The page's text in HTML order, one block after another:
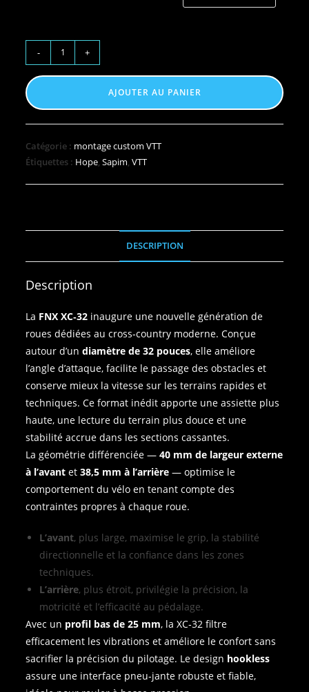
- +
AJOUTER AU PANIER
Catégorie : montage custom VTT
Étiquettes : Hope,Sapim,VTT
DESCRIPTION
Description
La FNX XC‑32 inaugure une nouvelle génération de
roues dédiées au cross‑country moderne. Conçue
autour d’undiamètre de 32 pouces, elle améliore
l’angle d’attaque, facilite le passage des obstacles et
conserve mieux la vitesse sur les terrains rapides et
techniques. Ce format inédit apporte une assiette plus
haute, une lecture du terrain plus douce et une
stabilité accrue dans les sections cassantes.
La géométrie différenciée —40 mm de largeur externe
à l’avant et38,5 mm à l’arrière — optimise le
comportement du vélo en tenant compte des
contraintes propres à chaque roue.
L’avant, plus large, maximise le grip, la stabilité
directionnelle et la confiance dans les zones
techniques.
L’arrière, plus étroit, privilégie la précision, la
motricité et l’efficacité au pédalage.
Avec un profil bas de 25 mm, la XC‑32 filtre
efficacement les vibrations et améliore le confort sans
sacrifier la précision du pilotage. Le design hookless
assure une interface pneu‑jante robuste et fiable,